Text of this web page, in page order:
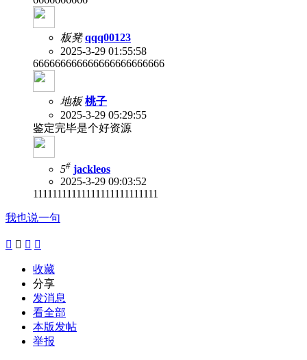
板凳 qqq00123
2025-3-29 01:55:58
666666666666666666666666
地板 桃子
2025-3-29 05:29:55
鉴定完毕是个好资源
5# jackleos
2025-3-29 09:03:52
11111111111111111111111111
我也说一句
   
收藏
分享
发消息
看全部
本版发帖
举报